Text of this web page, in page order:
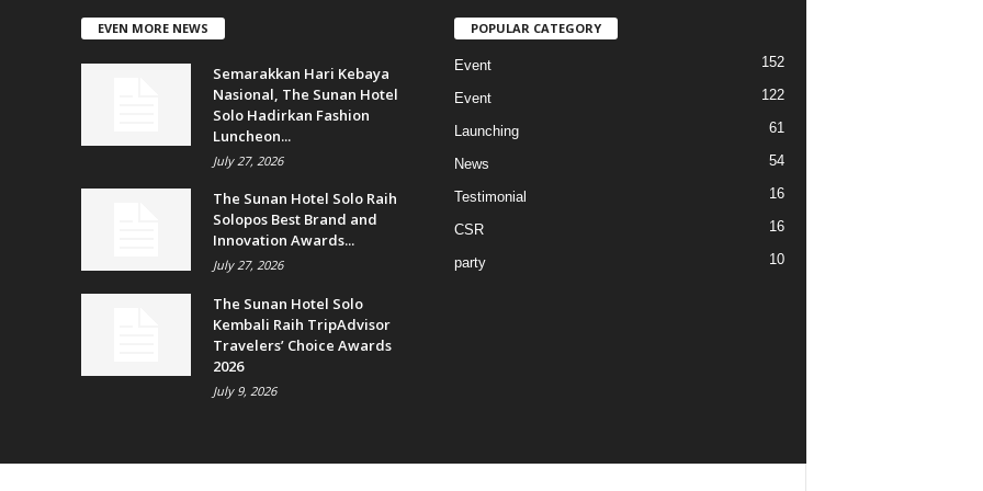
EVEN MORE NEWS
Semarakkan Hari Kebaya
Nasional, The Sunan Hotel
Solo Hadirkan Fashion
Luncheon...
July 27, 2026
The Sunan Hotel Solo Raih
Solopos Best Brand and
Innovation Awards...
July 27, 2026
The Sunan Hotel Solo
Kembali Raih TripAdvisor
Travelers’ Choice Awards
2026
July 9, 2026
POPULAR CATEGORY
Event 152
Event 122
Launching 61
News 54
Testimonial 16
CSR 16
party 10